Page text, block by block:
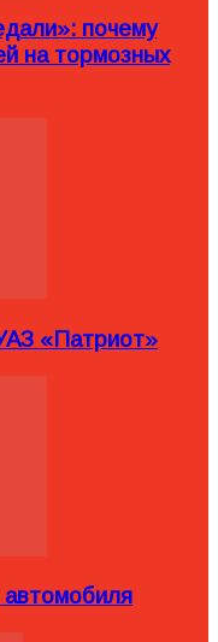
почему
на тормозных
«Патриот»